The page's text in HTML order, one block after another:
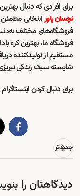
برای افرادی که دنبال
نچسان پاورانتخابی
فروشگاه‌های مختلف
فروشگاه ما، بهترین کره
مستقیم از تولیدکننده
شایسته سبک زندگی
برای دنبال کردن
جدیدتر
دیدگاهتان را